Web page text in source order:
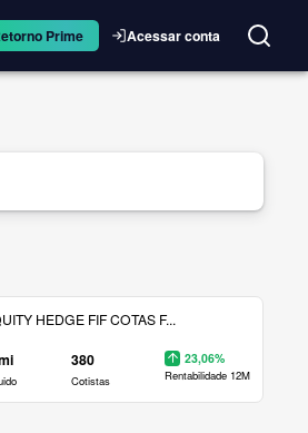
Prime Acessar conta
HEDGE FIF COTAS F...
380
Cotistas
23,06%
Rentabilidade 12M